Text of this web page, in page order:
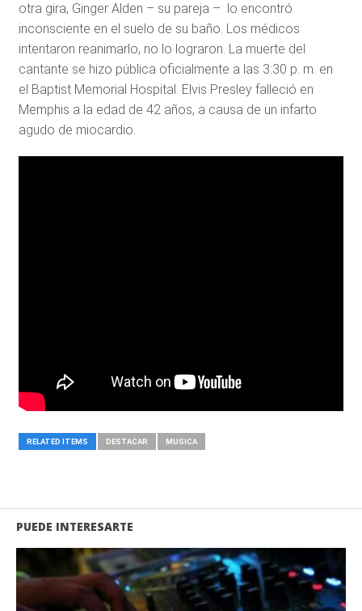
otra gira, Ginger Alden – su pareja – lo encontró
inconsciente en el suelo de su baño. Los médicos
intentaron reanimarlo, no lo lograron. La muerte del
cantante se hizo pública oficialmente a las 3:30 p. m. en
el Baptist Memorial Hospital. Elvis Presley falleció en
Memphis a la edad de 42 años, a causa de un infarto
agudo de miocardio.
RELATED ITEMS DESTACAR MUSICA
PUEDE INTERESARTE